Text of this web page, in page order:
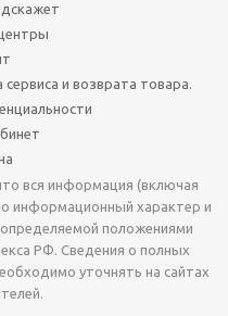
и возврата товара.
вся информация (включая
информационный характер и
положениями
РФ. Сведения о полных
уточнять на сайтах